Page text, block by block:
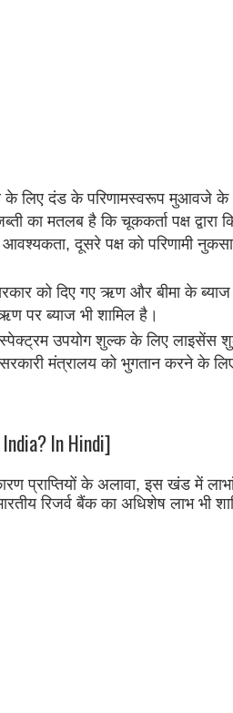
के लिए दंड के परिणामस्वरूप मुआवजे के
का मतलब है कि चूककर्ता पक्ष द्वारा
आवश्यकता, दूसरे पक्ष को परिणामी
को दिए गए ऋण और बीमा के ब्याज
पर ब्याज भी शामिल है।
उपयोग शुल्क के लिए लाइसेंस
मंत्रालय को भुगतान करने के
In Hindi]
प्राप्तियों के अलावा, इस खंड में
रिजर्व बैंक का अधिशेष लाभ भी